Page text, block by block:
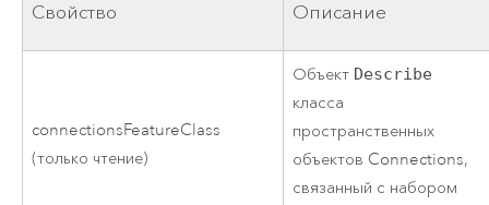
Свойство Описание
connectionsFeatureClass
(только чтение)
Объект Describe
класса
пространственных
объектов Connections,
связанный с набором